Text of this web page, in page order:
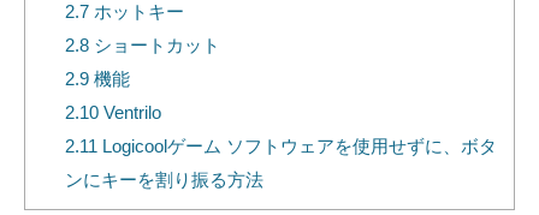
2.7ホットキー
2.8ショートカット
2.9機能
2.10Ventrilo
2.11 Logicoolゲーム ソフトウェアを使用せずに、ボタ
ンにキーを割り振る方法